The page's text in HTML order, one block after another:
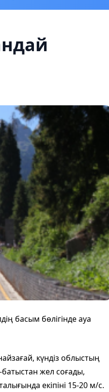
басым бөлігінде ауа
күндіз облыстың
батыстан жел соғады,
екіпіні 15-20 м/с.